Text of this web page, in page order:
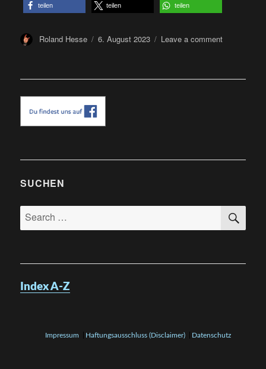
teilen teilen teilen
Author
Roland Hesse
Posted
6. August 2023 Leave a commenton
SUCHEN
Search
for:
Index A-Z
Impressum Haftungsausschluss (Disclaimer) Datenschutz